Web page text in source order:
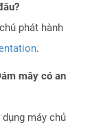
phát hành
.
mây có an
máy chủ